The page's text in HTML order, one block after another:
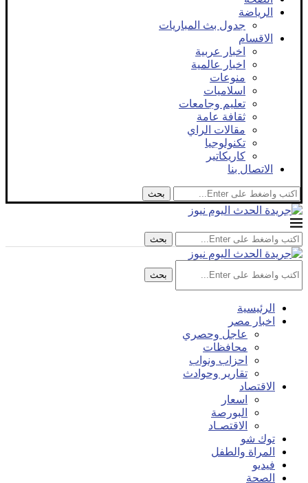
الرياضة
جدول بث المباريات
الاقسام
اخبار عربية
اخبار عالمية
منوعات
اسلاميات
تعليم وجامعات
ثقافة عامة
مقالات الراي
تكنولوجيا
كاريكاتير
الاتصال بنا
بحث
بحث
بحث
الرئيسية
اخبار مصر
عاجل وحصري
محافظات
احزاب ونواب
تقارير وحوادث
الاقتصاد
اسعار
البورصة
الاقتصـاد
توك شو
المراة والطفل
فيديو
الصحة